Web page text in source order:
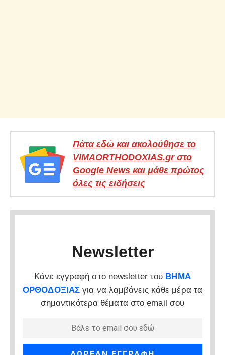
Πάτα εδώ και ακολούθησε το
VIMAORTHODOXIAS.gr στο
Google News και μάθε πρώτος
όλες τις ειδήσεις
Newsletter
Κάνε εγγραφή στο newsletter του ΒΗΜΑ
ΟΡΘΟΔΟΞΙΑΣ για να λαμβάνεις κάθε μέρα τα
σημαντικότερα θέματα στο email σου